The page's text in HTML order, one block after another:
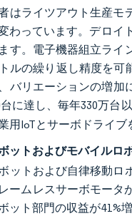
はライツアウト生産モ
わっています。デロイ
す。電子機器組立ライ
ルの繰り返し精度を可
バリエーションの増加
台に達し、毎年330万台
用IoTとサーボドライ
ットおよびモバイルロ
ットおよび自律移動ロ
ームレスサーボモータ
ット部門の収益が41%